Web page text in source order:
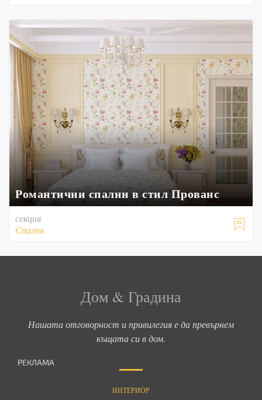
Романтични спални в стил Прованс

секция
Спалня
Дом & Градина
Нашата отговорност и привилегия е да превърнем
къщата си в дом.
РЕКЛАМА
ИНТЕРИОР